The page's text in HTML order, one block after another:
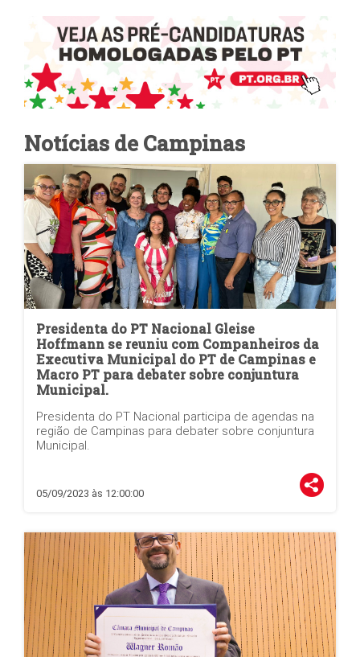
Notícias de Campinas
Presidenta do PT Nacional Gleise
Hoffmann se reuniu com Companheiros da
Executiva Municipal do PT de Campinas e
Macro PT para debater sobre conjuntura
Municipal.
Presidenta do PT Nacional participa de agendas na
região de Campinas para debater sobre conjuntura
Municipal.
05/09/2023 às 12:00:00